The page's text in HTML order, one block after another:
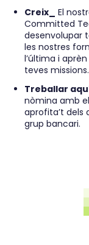
Creix_
El
Committed
desenvolupar
les nostres
l’última i
teves missions.
Treballar
nòmina amb
aprofita’t dels
grup bancari.